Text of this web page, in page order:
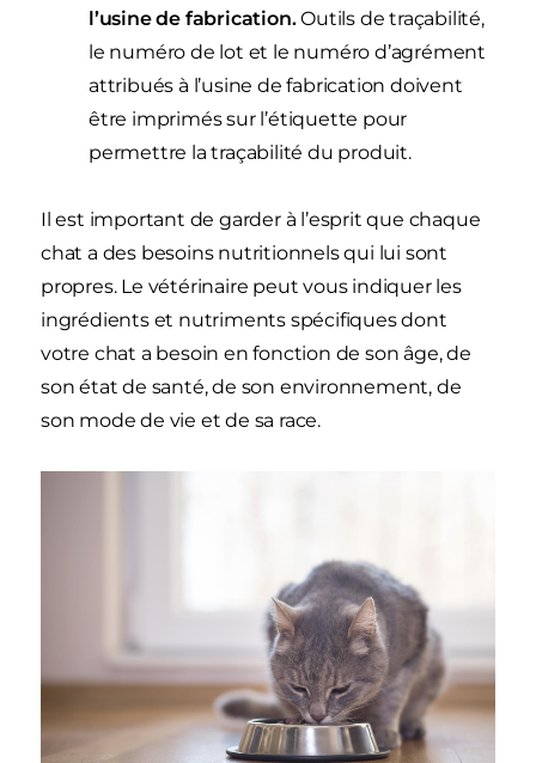
l’usine de fabrication. Outils de traçabilité,
le numéro de lot et le numéro d’agrément
attribués à l’usine de fabrication doivent
être imprimés sur l’étiquette pour
permettre la traçabilité du produit.
Il est important de garder à l’esprit que chaque
chat a des besoins nutritionnels qui lui sont
propres. Le vétérinaire peut vous indiquer les
ingrédients et nutriments spécifiques dont
votre chat a besoin en fonction de son âge, de
son état de santé, de son environnement, de
son mode de vie et de sa race.